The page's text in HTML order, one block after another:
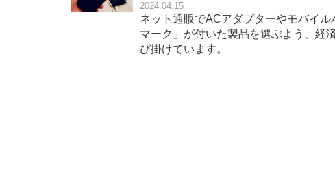
2024.04.15
ネット通販でACアダプターやモバイ
マーク」が付いた製品を選ぶよう、経
び掛けています。